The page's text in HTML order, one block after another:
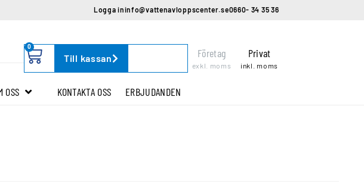
Logga ininfo@vattenavloppscenter.se0660- 34 35 36
0
Till kassan Företag
exkl. moms
Privat
inkl. moms
OSS KONTAKTA OSS ERBJUDANDEN